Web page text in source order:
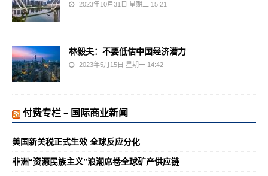
2023年10月31日 星期二 15:21
林毅夫：不要低估中国经济潜力
2023年5月15日 星期一 14:42
付费专栏 – 国际商业新闻
美国新关税正式生效 全球反应分化
非洲“资源民族主义”浪潮席卷全球矿产供应链